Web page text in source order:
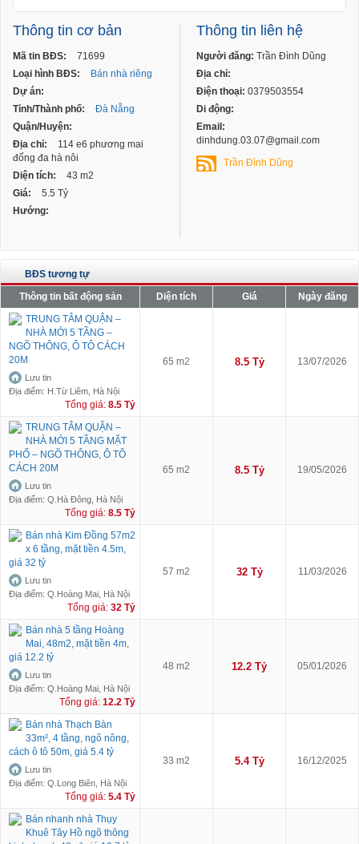
Thông tin cơ bản
Mã tin BĐS:
71699
Loại hình BĐS:
Bán nhà riêng
Dự án:
Tỉnh/Thành phố:
Đà Nẵng
Quận/Huyện:
Địa chỉ:
114 e6 phương mai
đống đa hà nôi
Diện tích:
43 m2
Giá:
5.5 Tỷ
Hướng:
Thông tin liên hệ
Người đăng: Trần Đình Dũng
Địa chỉ:
Điện thoại: 0379503554
Di động:
Email:
dinhdung.03.07@gmail.com
Trần Đình Dũng
BĐS tương tự
Thông tin bất động sản
Diện tích Giá
Ngày đăng
TRUNG TÂM QUẬN –
NHÀ MỚI 5 TẦNG –
NGÕ THÔNG, Ô TÔ CÁCH
20M
Lưu tin
Địa điểm: H.Từ Liêm, Hà Nội
Tổng giá: 8.5 Tỷ
65 m2 8.5 Tỷ 13/07/2026
TRUNG TÂM QUẬN –
NHÀ MỚI 5 TẦNG MẶT
PHỐ – NGÕ THÔNG, Ô TÔ
CÁCH 20M
Lưu tin
Địa điểm: Q.Hà Đông, Hà Nội
Tổng giá: 8.5 Tỷ
65 m2 8.5 Tỷ 19/05/2026
Bán nhà Kim Đồng 57m2
x 6 tầng, mặt tiền 4.5m,
giá 32 tỷ
Lưu tin
Địa điểm: Q.Hoàng Mai, Hà Nội
Tổng giá: 32 Tỷ
57 m2 32 Tỷ 11/03/2026
Bán nhà 5 tầng Hoàng
Mai, 48m2, mặt tiền 4m,
giá 12.2 tỷ
Lưu tin
Địa điểm: Q.Hoàng Mai, Hà Nội
Tổng giá: 12.2 Tỷ
48 m2 12.2 Tỷ 05/01/2026
Bán nhà Thạch Bàn
33m², 4 tầng, ngõ nông,
cách ô tô 50m, giá 5.4 tỷ
Lưu tin
Địa điểm: Q.Long Biên, Hà Nội
Tổng giá: 5.4 Tỷ
33 m2 5.4 Tỷ 16/12/2025
Bán nhanh nhà Thụy
Khuê Tây Hồ ngõ thông